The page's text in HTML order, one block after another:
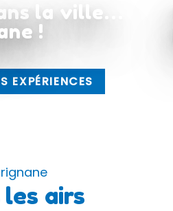
la ville…
!
EXPÉRIENCES
les airs